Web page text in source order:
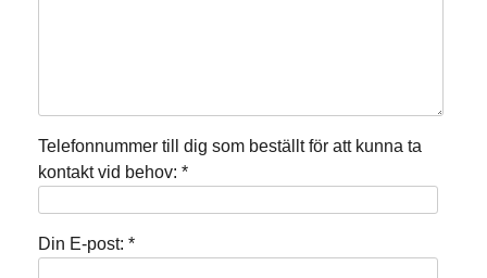
Telefonnummer till dig som beställt för att kunna ta
kontakt vid behov: *
Din E-post: *